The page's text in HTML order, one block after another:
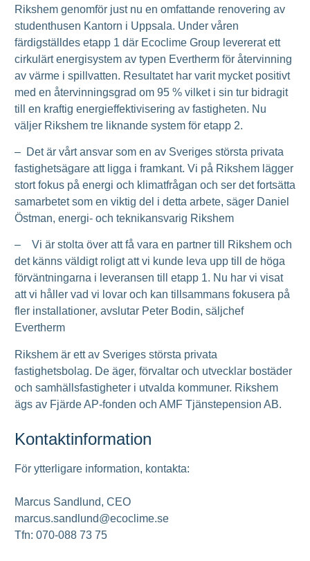
Rikshem genomför just nu en omfattande renovering av
studenthusen Kantorn i Uppsala. Under våren
färdigställdes etapp 1 där Ecoclime Group levererat ett
cirkulärt energisystem av typen Evertherm för återvinning
av värme i spillvatten. Resultatet har varit mycket positivt
med en återvinningsgrad om 95 % vilket i sin tur bidragit
till en kraftig energieffektivisering av fastigheten. Nu
väljer Rikshem tre liknande system för etapp 2.
– Det är vårt ansvar som en av Sveriges största privata
fastighetsägare att ligga i framkant. Vi på Rikshem lägger
stort fokus på energi och klimatfrågan och ser det fortsätta
samarbetet som en viktig del i detta arbete, säger Daniel
Östman, energi- och teknikansvarig Rikshem
– Vi är stolta över att få vara en partner till Rikshem och
det känns väldigt roligt att vi kunde leva upp till de höga
förväntningarna i leveransen till etapp 1. Nu har vi visat
att vi håller vad vi lovar och kan tillsammans fokusera på
fler installationer, avslutar Peter Bodin, säljchef
Evertherm
Rikshem är ett av Sveriges största privata
fastighetsbolag. De äger, förvaltar och utvecklar bostäder
och samhällsfastigheter i utvalda kommuner. Rikshem
ägs av Fjärde AP-fonden och AMF Tjänstepension AB.
Kontaktinformation
För ytterligare information, kontakta:
Marcus Sandlund, CEO
marcus.sandlund@ecoclime.se
Tfn: 070-088 73 75